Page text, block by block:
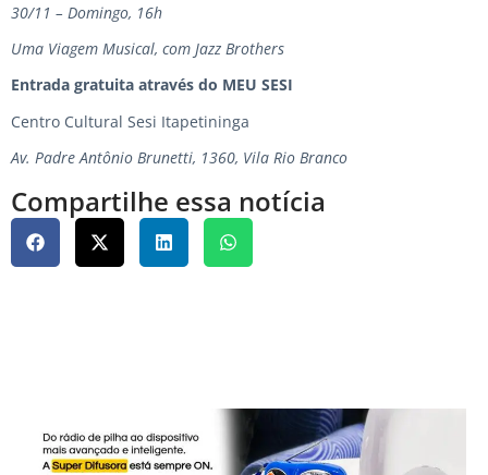
30/11 – Domingo, 16h
Uma Viagem Musical, com Jazz Brothers
Entrada gratuita através do MEU SESI
Centro Cultural Sesi Itapetininga
Av. Padre Antônio Brunetti, 1360, Vila Rio Branco
Compartilhe essa notícia